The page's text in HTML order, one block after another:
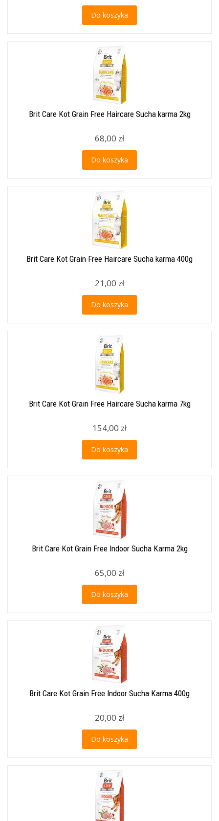
Do koszyka
Brit Care Kot Grain Free Haircare Sucha karma 2kg
68,00 zł
Do koszyka
Brit Care Kot Grain Free Haircare Sucha karma 400g
21,00 zł
Do koszyka
Brit Care Kot Grain Free Haircare Sucha karma 7kg
154,00 zł
Do koszyka
Brit Care Kot Grain Free Indoor Sucha Karma 2kg
65,00 zł
Do koszyka
Brit Care Kot Grain Free Indoor Sucha Karma 400g
20,00 zł
Do koszyka